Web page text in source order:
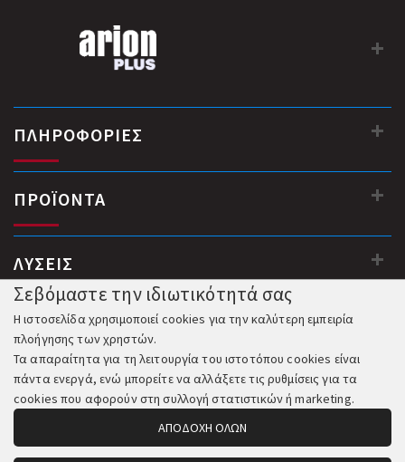
ΠΛΗΡΟΦΟΡΙΕΣ
ΠΡΟΪΟΝΤΑ
ΛΥΣΕΙΣ
Σεβόμαστε την ιδιωτικότητά σας
Η ιστοσελίδα χρησιμοποιεί cookies για την καλύτερη εμπειρία
πλοήγησης των χρηστών.
Τα απαραίτητα για τη λειτουργία του ιστοτόπου cookies είναι
πάντα ενεργά, ενώ μπορείτε να αλλάξετε τις ρυθμίσεις για τα
cookies που αφορούν στη συλλογή στατιστικών ή marketing.
ΑΠΟΔΟΧΗ ΟΛΩΝ